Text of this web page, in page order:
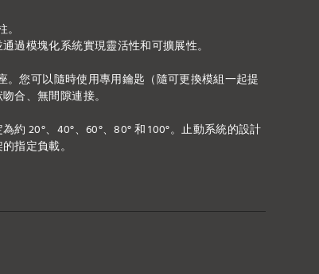
過模塊化系統實現靈活性和可擴展性。
您可以隨時使用專用鑰匙（隨可更換模組一起提
合、無間隙連接。
20°、40°、60°、80° 和 100°。止動系統的設計
指定負載。